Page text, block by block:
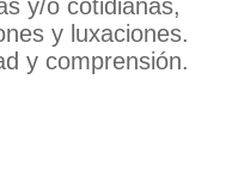
y/o cotidianas,
y luxaciones.
y comprensión.